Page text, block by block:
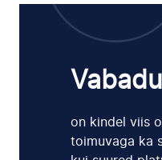
on kindel viis
toimuvaga ka